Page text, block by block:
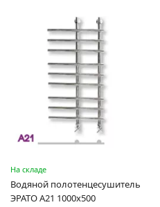
На складе
Водяной полотенцесушитель
ЭРАТО А21 1000x500